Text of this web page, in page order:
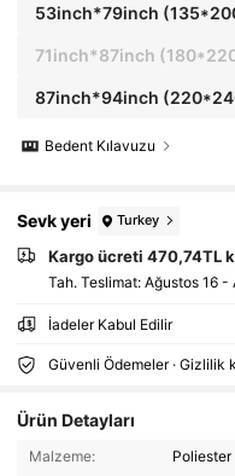
53inch*79inch
71inch*87inch
87inch*94inch
Bedent Kılavuzu
Sevk yeri Turkey
Kargo ücreti 470,74TL
Tah. Teslimat: Ağustos 16 -
İadeler Kabul Edilir
Güvenli Ödemeler · Gizlilik
Ürün Detayları
Malzeme:
Poliester